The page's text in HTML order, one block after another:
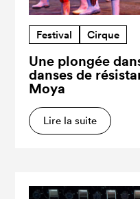
Festival Cirque
Une plongée
danses de
Moya
Lire la suite